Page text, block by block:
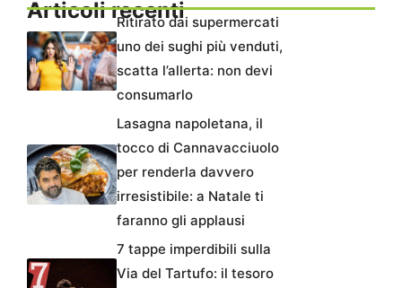
Articoli recentiRitirato dai supermercati
uno dei sughi più venduti,
scatta l’allerta: non devi
consumarlo
Lasagna napoletana, il
tocco di Cannavacciuolo
per renderla davvero
irresistibile: a Natale ti
faranno gli applausi
7 tappe imperdibili sulla
Via del Tartufo: il tesoro